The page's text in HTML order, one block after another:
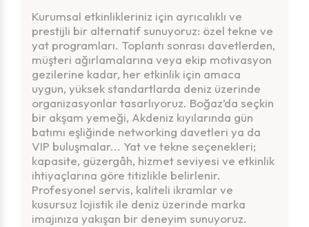
Kurumsal etkinlikleriniz için ayrıcalıklı ve
prestijli bir alternatif sunuyoruz: özel tekne ve
yat programları. Toplantı sonrası davetlerden,
müşteri ağırlamalarına veya ekip motivasyon
gezilerine kadar, her etkinlik için amaca
uygun, yüksek standartlarda deniz üzerinde
organizasyonlar tasarlıyoruz. Boğaz’da seçkin
bir akşam yemeği, Akdeniz kıyılarında gün
batımı eşliğinde networking davetleri ya da
VIP buluşmalar... Yat ve tekne seçenekleri;
kapasite, güzergâh, hizmet seviyesi ve etkinlik
ihtiyaçlarına göre titizlikle belirlenir.
Profesyonel servis, kaliteli ikramlar ve
kusursuz lojistik ile deniz üzerinde marka
imajınıza yakışan bir deneyim sunuyoruz.